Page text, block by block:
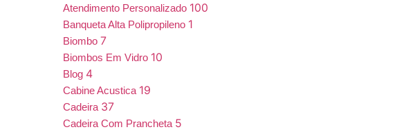
Atendimento Personalizado 100
Banqueta Alta Polipropileno 1
Biombo 7
Biombos Em Vidro 10
Blog 4
Cabine Acustica 19
Cadeira 37
Cadeira Com Prancheta 5